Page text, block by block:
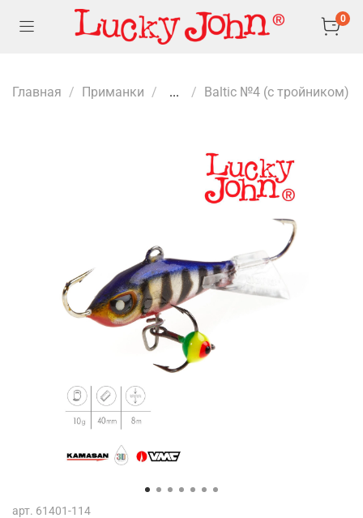
0
Главная Приманки ... Baltic №4 (с тройником)
арт. 61401-114